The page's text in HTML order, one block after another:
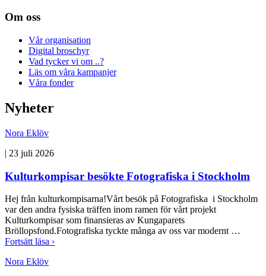
Om oss
Vår organisation
Digital broschyr
Vad tycker vi om ..?
Läs om våra kampanjer
Våra fonder
Nyheter
Nora Eklöv
| 23 juli 2026
Kulturkompisar besökte Fotografiska i Stockholm
Hej från kulturkompisarna!Vårt besök på Fotografiska i Stockholm
var den andra fysiska träffen inom ramen för vårt projekt
Kulturkompisar som finansieras av Kungaparets
Bröllopsfond.Fotografiska tyckte många av oss var modernt …
Fortsätt läsa ›
Nora Eklöv